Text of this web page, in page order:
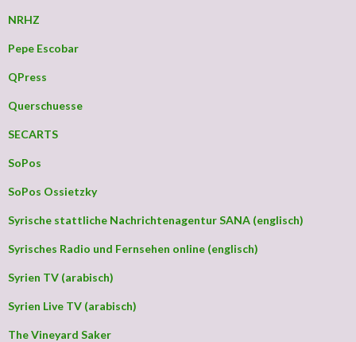
NRHZ
Pepe Escobar
QPress
Querschuesse
SECARTS
SoPos
SoPos Ossietzky
Syrische stattliche Nachrichtenagentur SANA (englisch)
Syrisches Radio und Fernsehen online (englisch)
Syrien TV (arabisch)
Syrien Live TV (arabisch)
The Vineyard Saker